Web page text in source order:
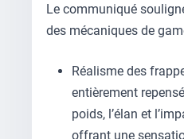
Le communiqué
des mécaniques de
Réalisme des
entièrement
poids, l’élan et
offrant une